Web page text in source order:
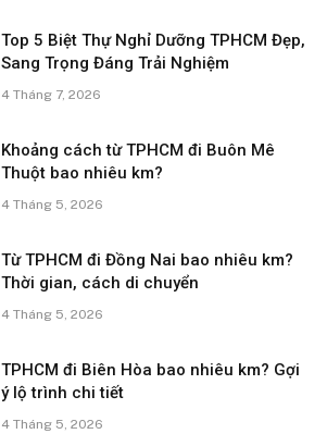
Top 5 Biệt Thự Nghỉ Dưỡng TPHCM Đẹp,
Sang Trọng Đáng Trải Nghiệm
4 Tháng 7, 2026
Khoảng cách từ TPHCM đi Buôn Mê
Thuột bao nhiêu km?
4 Tháng 5, 2026
Từ TPHCM đi Đồng Nai bao nhiêu km?
Thời gian, cách di chuyển
4 Tháng 5, 2026
TPHCM đi Biên Hòa bao nhiêu km? Gợi
ý lộ trình chi tiết
4 Tháng 5, 2026